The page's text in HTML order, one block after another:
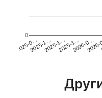
2025-0…2025-1…2025-1…2025-1…2026-0…
0